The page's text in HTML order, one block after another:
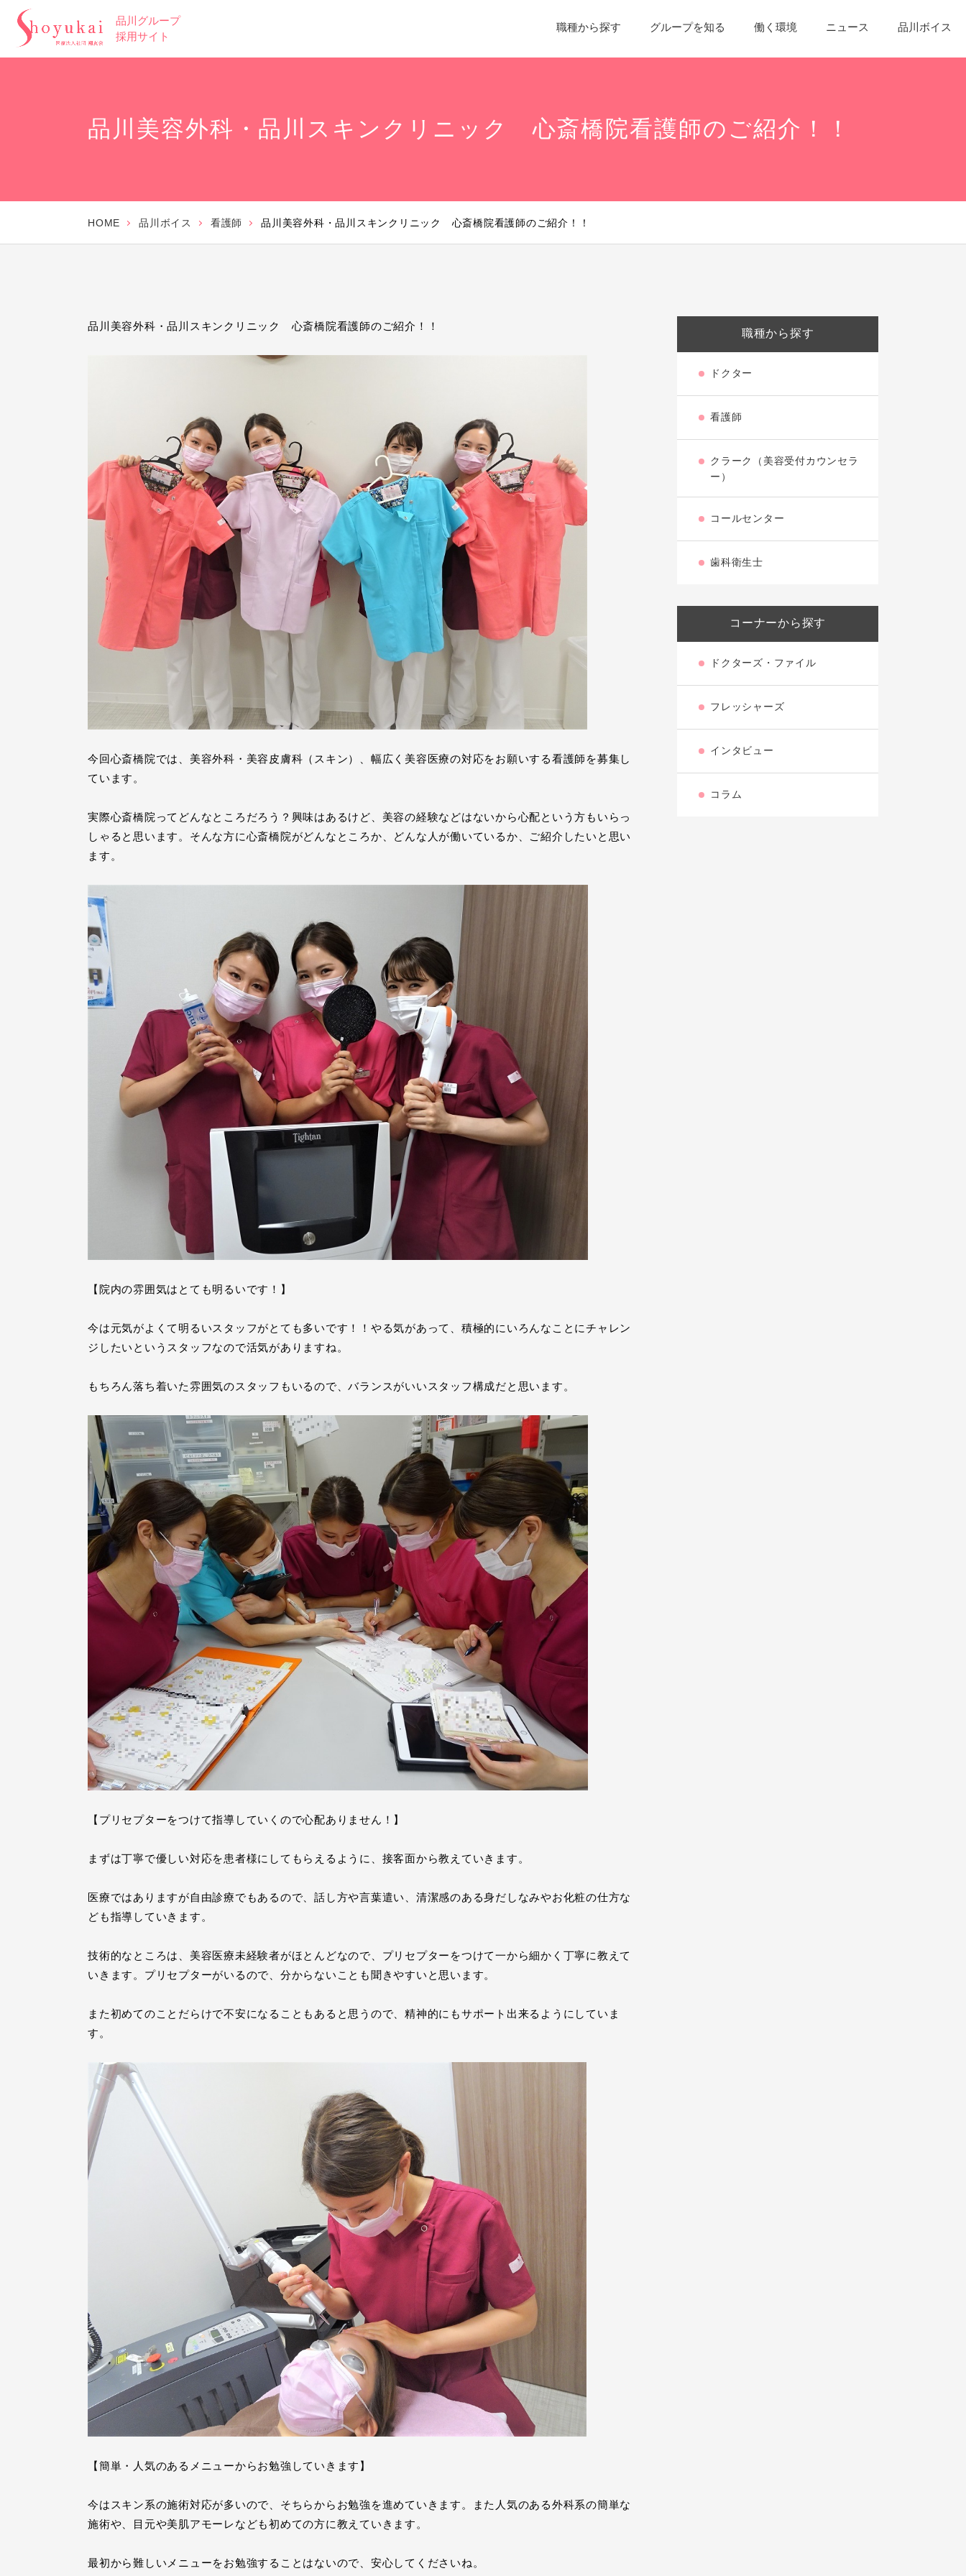
品川グループ
採用サイト
職種から探す グループを知る 働く環境 ニュース 品川ボイス
品川美容外科・品川スキンクリニック 心斎橋院看護師のご紹介！！
HOME 品川ボイス 看護師 品川美容外科・品川スキンクリニック 心斎橋院看護師のご紹介！！
品川美容外科・品川スキンクリニック 心斎橋院看護師のご紹介！！
今回心斎橋院では、美容外科・美容皮膚科（スキン）、幅広く美容医療の対応をお願いする看護師を募集し
ています。
実際心斎橋院ってどんなところだろう？興味はあるけど、美容の経験などはないから心配という方もいらっ
しゃると思います。そんな方に心斎橋院がどんなところか、どんな人が働いているか、ご紹介したいと思い
ます。
【院内の雰囲気はとても明るいです！】
今は元気がよくて明るいスタッフがとても多いです！！やる気があって、積極的にいろんなことにチャレン
ジしたいというスタッフなので活気がありますね。
もちろん落ち着いた雰囲気のスタッフもいるので、バランスがいいスタッフ構成だと思います。
【プリセプターをつけて指導していくので心配ありません！】
まずは丁寧で優しい対応を患者様にしてもらえるように、接客面から教えていきます。
医療ではありますが自由診療でもあるので、話し方や言葉遣い、清潔感のある身だしなみやお化粧の仕方な
ども指導していきます。
技術的なところは、美容医療未経験者がほとんどなので、プリセプターをつけて一から細かく丁寧に教えて
いきます。プリセプターがいるので、分からないことも聞きやすいと思います。
また初めてのことだらけで不安になることもあると思うので、精神的にもサポート出来るようにしていま
す。
【簡単・人気のあるメニューからお勉強していきます】
今はスキン系の施術対応が多いので、そちらからお勉強を進めていきます。また人気のある外科系の簡単な
施術や、目元や美肌アモーレなども初めての方に教えていきます。
最初から難しいメニューをお勉強することはないので、安心してくださいね。
職種から探す
ドクター
看護師
クラーク（美容受付カウンセラ
ー）
コールセンター
歯科衛生士
コーナーから探す
ドクターズ・ファイル
フレッシャーズ
インタビュー
コラム